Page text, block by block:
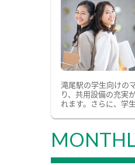
滝尾駅の学生向けの
り、共用設備の充実
れます。さらに、学